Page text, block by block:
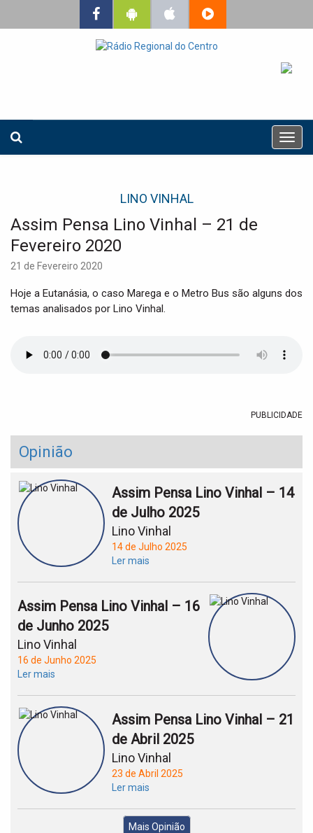
T
o
a
LINO VINHAL
Assim Pensa Lino Vinhal – 21 de
Fevereiro 2020
21 de Fevereiro 2020
Hoje a Eutanásia, o caso Marega e o Metro Bus são alguns dos
temas analisados por Lino Vinhal.
PUBLICIDADE
Opinião
Assim Pensa Lino Vinhal – 14
de Julho 2025
Lino Vinhal
14 de Julho 2025
Ler mais
Assim Pensa Lino Vinhal – 16
de Junho 2025
Lino Vinhal
16 de Junho 2025
Ler mais
Assim Pensa Lino Vinhal – 21
de Abril 2025
Lino Vinhal
23 de Abril 2025
Ler mais
Mais Opinião